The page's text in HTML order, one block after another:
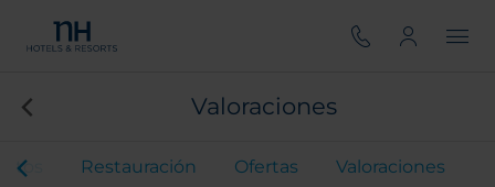
Valoraciones
Restauración Ofertas Valoraciones